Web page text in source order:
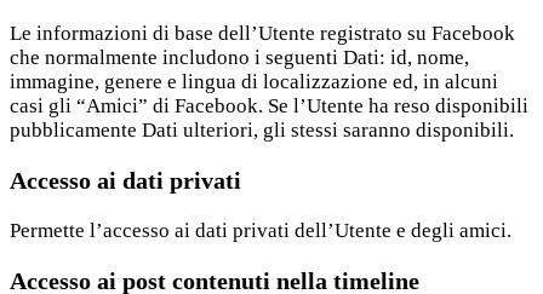
Le informazioni di base dell’Utente registrato su Facebook
che normalmente includono i seguenti Dati: id, nome,
immagine, genere e lingua di localizzazione ed, in alcuni
casi gli “Amici” di Facebook. Se l’Utente ha reso disponibili
pubblicamente Dati ulteriori, gli stessi saranno disponibili.
Accesso ai dati privati
Permette l’accesso ai dati privati dell’Utente e degli amici.
Accesso ai post contenuti nella timeline